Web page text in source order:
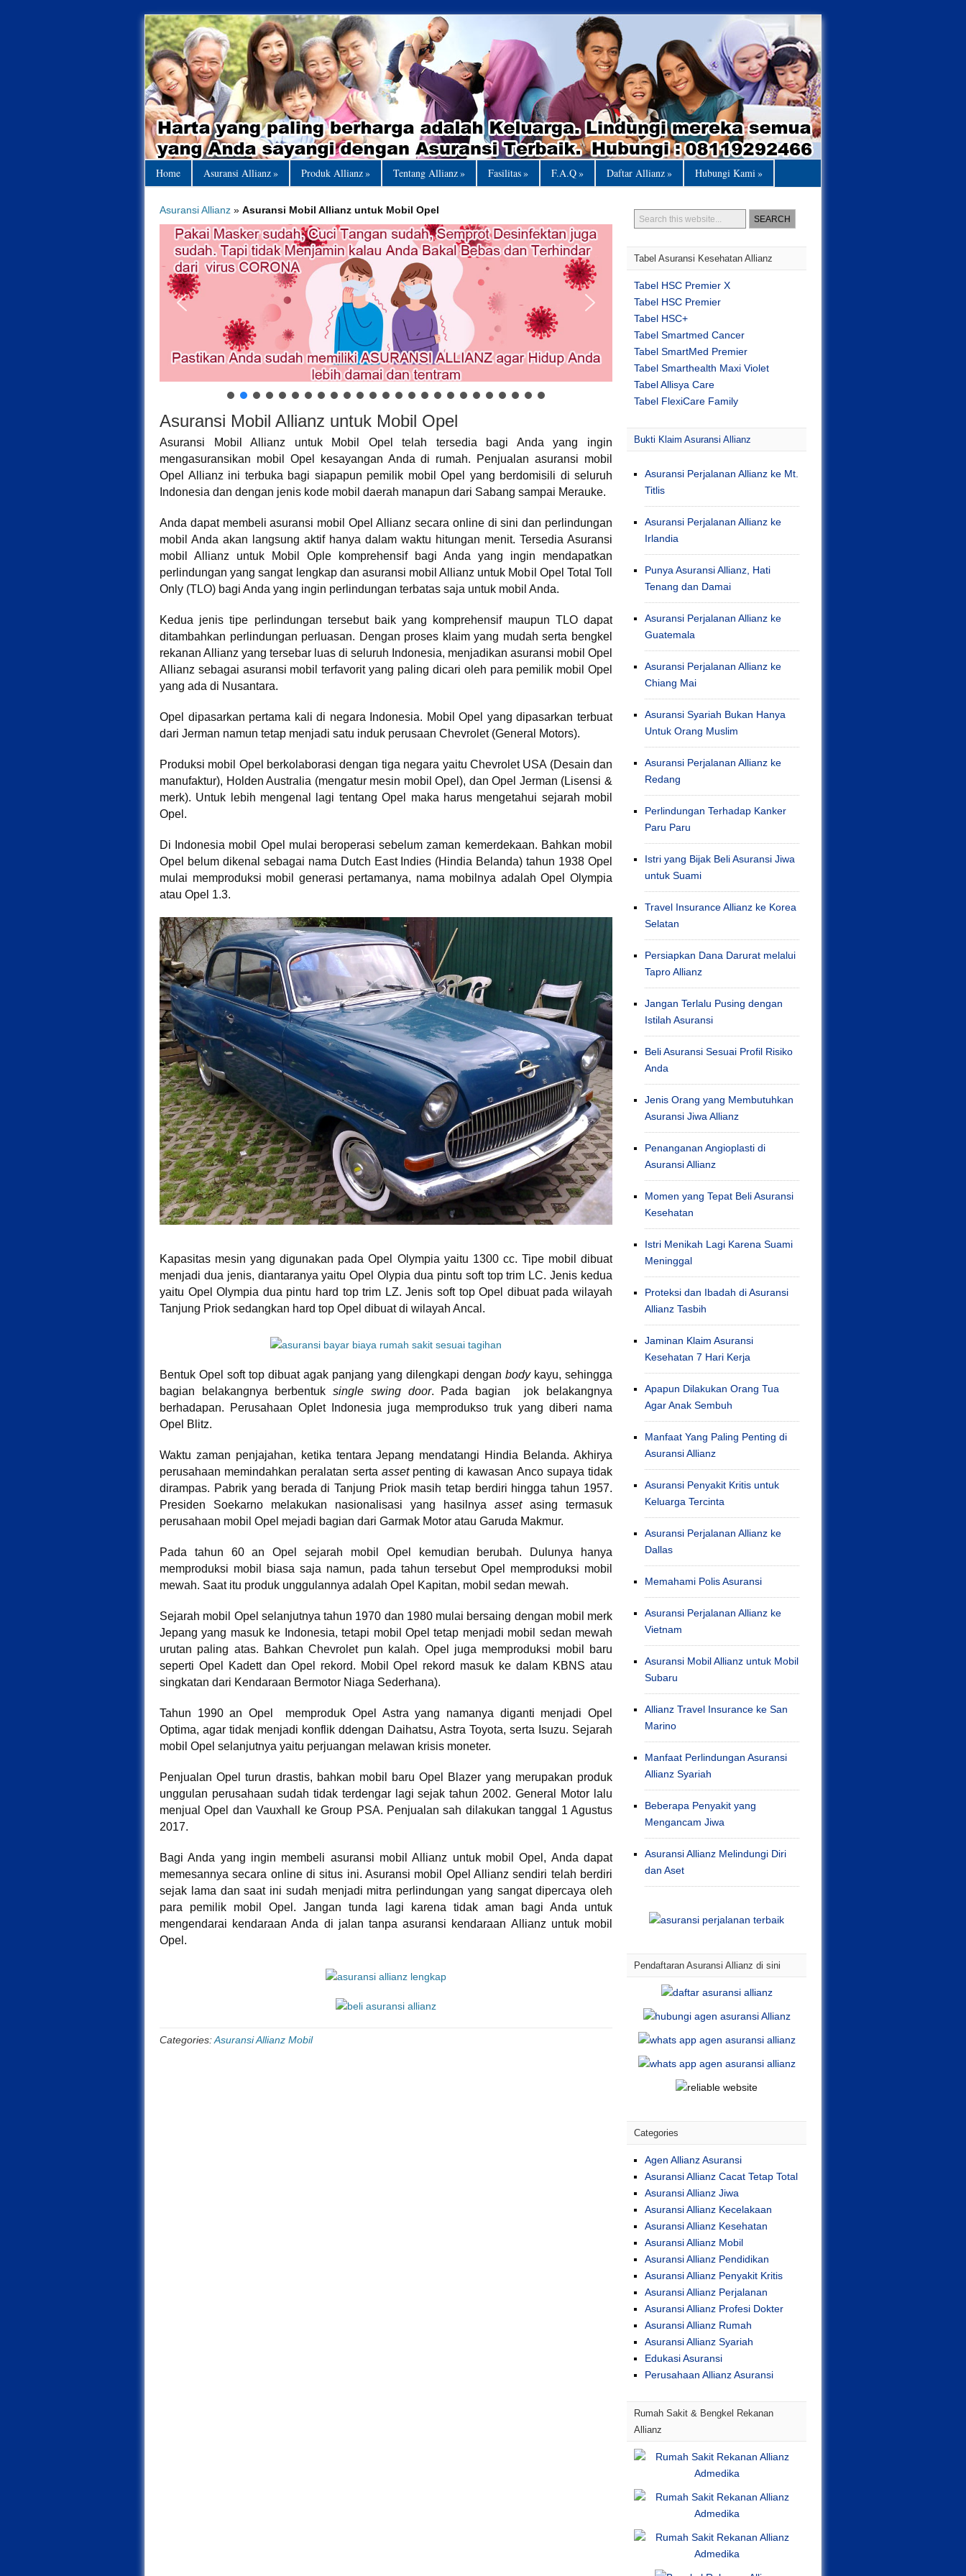
Home Asuransi Allianz» Produk Allianz» Tentang Allianz» Fasilitas» F.A.Q» Daftar Allianz» Hubungi Kami»
Asuransi Allianz » Asuransi Mobil Allianz untuk Mobil Opel
Asuransi Mobil Allianz untuk Mobil Opel
Asuransi Mobil Allianz untuk Mobil Opel telah tersedia bagi Anda yang ingin
mengasuransikan mobil Opel kesayangan Anda di rumah. Penjualan asuransi mobil
Opel Allianz ini terbuka bagi siapapun pemilik mobil Opel yang berdomisili di seluruh
Indonesia dan dengan jenis kode mobil daerah manapun dari Sabang sampai Merauke.
Anda dapat membeli asuransi mobil Opel Allianz secara online di sini dan perlindungan
mobil Anda akan langsung aktif hanya dalam waktu hitungan menit. Tersedia Asuransi
mobil Allianz untuk Mobil Ople komprehensif bagi Anda yang ingin mendapatkan
perlindungan yang sangat lengkap dan asuransi mobil Allianz untuk Mobil Opel Total Toll
Only (TLO) bagi Anda yang ingin perlindungan terbatas saja untuk mobil Anda.
Kedua jenis tipe perlindungan tersebut baik yang komprehensif maupun TLO dapat
ditambahkan perlindungan perluasan. Dengan proses klaim yang mudah serta bengkel
rekanan Allianz yang tersebar luas di seluruh Indonesia, menjadikan asuransi mobil Opel
Allianz sebagai asuransi mobil terfavorit yang paling dicari oleh para pemilik mobil Opel
yang ada di Nusantara.
Opel dipasarkan pertama kali di negara Indonesia. Mobil Opel yang dipasarkan terbuat
dari Jerman namun tetap menjadi satu induk perusaan Chevrolet (General Motors).
Produksi mobil Opel berkolaborasi dengan tiga negara yaitu Chevrolet USA (Desain dan
manufaktur), Holden Australia (mengatur mesin mobil Opel), dan Opel Jerman (Lisensi &
merk). Untuk lebih mengenal lagi tentang Opel maka harus mengetahui sejarah mobil
Opel.
Di Indonesia mobil Opel mulai beroperasi sebelum zaman kemerdekaan. Bahkan mobil
Opel belum dikenal sebagai nama Dutch East Indies (Hindia Belanda) tahun 1938 Opel
mulai memproduksi mobil generasi pertamanya, nama mobilnya adalah Opel Olympia
atau Opel 1.3.
Kapasitas mesin yang digunakan pada Opel Olympia yaitu 1300 cc. Tipe mobil dibuat
menjadi dua jenis, diantaranya yaitu Opel Olypia dua pintu soft top trim LC. Jenis kedua
yaitu Opel Olympia dua pintu hard top trim LZ. Jenis soft top Opel dibuat pada wilayah
Tanjung Priok sedangkan hard top Opel dibuat di wilayah Ancal.
Bentuk Opel soft top dibuat agak panjang yang dilengkapi dengan body kayu, sehingga
bagian belakangnya berbentuksingle swing door. Pada bagian jok belakangnya
berhadapan. Perusahaan Oplet Indonesia juga memprodukso truk yang diberi nama
Opel Blitz.
Waktu zaman penjajahan, ketika tentara Jepang mendatangi Hindia Belanda. Akhirya
perusahaan memindahkan peralatan serta assetpenting di kawasan Anco supaya tidak
dirampas. Pabrik yang berada di Tanjung Priok masih tetap berdiri hingga tahun 1957.
Presiden Soekarno melakukan nasionalisasi yang hasilnya asset asing termasuk
perusahaan mobil Opel mejadi bagian dari Garmak Motor atau Garuda Makmur.
Pada tahun 60 an Opel sejarah mobil Opel kemudian berubah. Dulunya hanya
memproduksi mobil biasa saja namun, pada tahun tersebut Opel memproduksi mobil
mewah. Saat itu produk unggulannya adalah Opel Kapitan, mobil sedan mewah.
Sejarah mobil Opel selanjutnya tahun 1970 dan 1980 mulai bersaing dengan mobil merk
Jepang yang masuk ke Indonesia, tetapi mobil Opel tetap menjadi mobil sedan mewah
urutan paling atas. Bahkan Chevrolet pun kalah. Opel juga memproduksi mobil baru
seperti Opel Kadett dan Opel rekord. Mobil Opel rekord masuk ke dalam KBNS atau
singkatan dari Kendaraan Bermotor Niaga Sederhana).
Tahun 1990 an Opel memproduk Opel Astra yang namanya diganti menjadi Opel
Optima, agar tidak menjadi konflik ddengan Daihatsu, Astra Toyota, serta Isuzu. Sejarah
mobil Opel selanjutnya yaitu perjuangan melawan krisis moneter.
Penjualan Opel turun drastis, bahkan mobil baru Opel Blazer yang merupakan produk
unggulan perusahaan sudah tidak terdengar lagi sejak tahun 2002. General Motor lalu
menjual Opel dan Vauxhall ke Group PSA. Penjualan sah dilakukan tanggal 1 Agustus
2017.
Bagi Anda yang ingin membeli asuransi mobil Allianz untuk mobil Opel, Anda dapat
memesannya secara online di situs ini. Asuransi mobil Opel Allianz sendiri telah berdiri
sejak lama dan saat ini sudah menjadi mitra perlindungan yang sangat dipercaya oleh
para pemilik mobil Opel. Jangan tunda lagi karena tidak aman bagi Anda untuk
mengendarai kendaraan Anda di jalan tanpa asuransi kendaraan Allianz untuk mobil
Opel.
Categories:Asuransi Allianz Mobil
Tabel Asuransi Kesehatan Allianz
Tabel HSC Premier X
Tabel HSC Premier
Tabel HSC+
Tabel Smartmed Cancer
Tabel SmartMed Premier
Tabel Smarthealth Maxi Violet
Tabel Allisya Care
Tabel FlexiCare Family
Bukti Klaim Asuransi Allianz
Asuransi Perjalanan Allianz ke Mt.
Titlis
Asuransi Perjalanan Allianz ke
Irlandia
Punya Asuransi Allianz, Hati
Tenang dan Damai
Asuransi Perjalanan Allianz ke
Guatemala
Asuransi Perjalanan Allianz ke
Chiang Mai
Asuransi Syariah Bukan Hanya
Untuk Orang Muslim
Asuransi Perjalanan Allianz ke
Redang
Perlindungan Terhadap Kanker
Paru Paru
Istri yang Bijak Beli Asuransi Jiwa
untuk Suami
Travel Insurance Allianz ke Korea
Selatan
Persiapkan Dana Darurat melalui
Tapro Allianz
Jangan Terlalu Pusing dengan
Istilah Asuransi
Beli Asuransi Sesuai Profil Risiko
Anda
Jenis Orang yang Membutuhkan
Asuransi Jiwa Allianz
Penanganan Angioplasti di
Asuransi Allianz
Momen yang Tepat Beli Asuransi
Kesehatan
Istri Menikah Lagi Karena Suami
Meninggal
Proteksi dan Ibadah di Asuransi
Allianz Tasbih
Jaminan Klaim Asuransi
Kesehatan 7 Hari Kerja
Apapun Dilakukan Orang Tua
Agar Anak Sembuh
Manfaat Yang Paling Penting di
Asuransi Allianz
Asuransi Penyakit Kritis untuk
Keluarga Tercinta
Asuransi Perjalanan Allianz ke
Dallas
Memahami Polis Asuransi
Asuransi Perjalanan Allianz ke
Vietnam
Asuransi Mobil Allianz untuk Mobil
Subaru
Allianz Travel Insurance ke San
Marino
Manfaat Perlindungan Asuransi
Allianz Syariah
Beberapa Penyakit yang
Mengancam Jiwa
Asuransi Allianz Melindungi Diri
dan Aset
Pendaftaran Asuransi Allianz di sini
Categories
Agen Allianz Asuransi
Asuransi Allianz Cacat Tetap Total
Asuransi Allianz Jiwa
Asuransi Allianz Kecelakaan
Asuransi Allianz Kesehatan
Asuransi Allianz Mobil
Asuransi Allianz Pendidikan
Asuransi Allianz Penyakit Kritis
Asuransi Allianz Perjalanan
Asuransi Allianz Profesi Dokter
Asuransi Allianz Rumah
Asuransi Allianz Syariah
Edukasi Asuransi
Perusahaan Allianz Asuransi
Rumah Sakit & Bengkel Rekanan
Allianz